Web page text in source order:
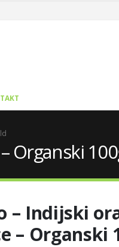
Organski
– Indijski
– Organski